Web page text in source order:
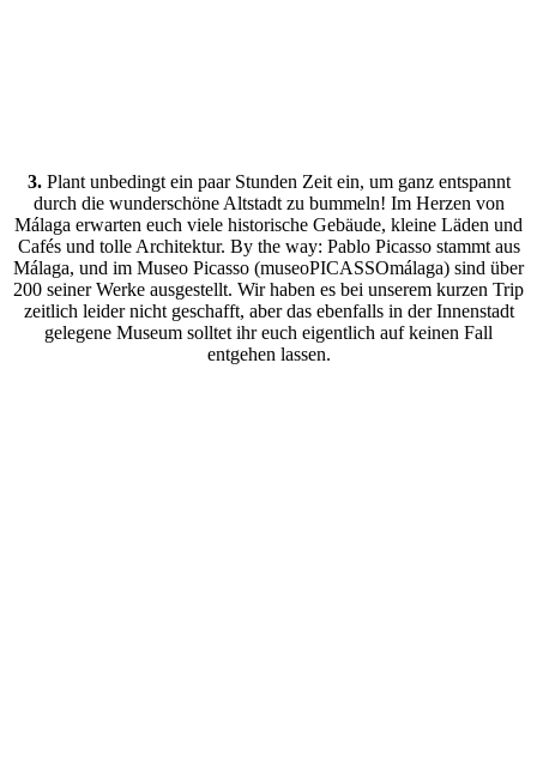
3. Plant unbedingt ein paar Stunden Zeit ein, um ganz entspannt
durch die wunderschöne Altstadt zu bummeln! Im Herzen von
Málaga erwarten euch viele historische Gebäude, kleine Läden und
Cafés und tolle Architektur. By the way: Pablo Picasso stammt aus
Málaga, und im Museo Picasso (museoPICASSOmálaga) sind über
200 seiner Werke ausgestellt. Wir haben es bei unserem kurzen Trip
zeitlich leider nicht geschafft, aber das ebenfalls in der Innenstadt
gelegene Museum solltet ihr euch eigentlich auf keinen Fall
entgehen lassen.